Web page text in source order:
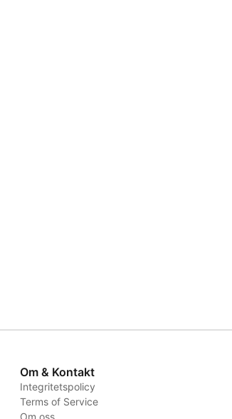
Om & Kontakt
Integritetspolicy
Terms of Service
Om oss